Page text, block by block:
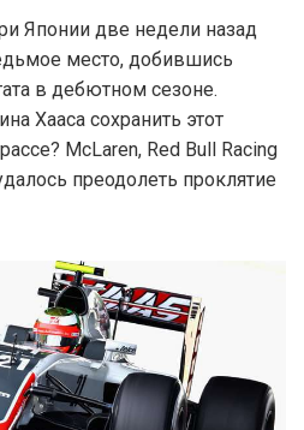
Японии две недели назад
место, добившись
в дебютном сезоне.
Хааса сохранить этот
McLaren, Red Bull Racing
преодолеть проклятие